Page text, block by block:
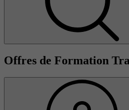
Offres de Formation